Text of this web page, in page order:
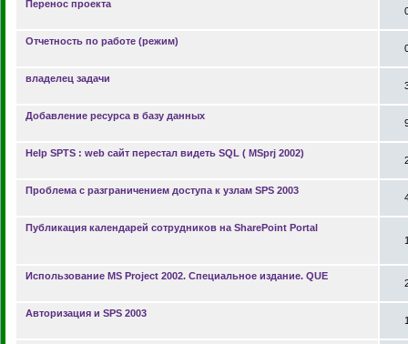
Перенос проекта
Отчетность по работе (режим)
владелец задачи
Добавление ресурса в базу данных
Help SPTS : web сайт перестал видеть SQL ( MSprj 2002)
Проблема с разграничением доступа к узлам SPS 2003
Публикация календарей сотрудников на SharePoint Portal
Использование MS Project 2002. Специальное издание. QUE
Авторизация и SPS 2003